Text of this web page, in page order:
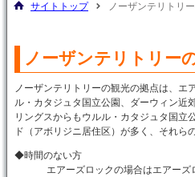
サイトトップ ノーザンテリトリ
ノーザンテリトリー
ノーザンテリトリーの観光の拠点は、エ
ル・カタジュタ国立公園、ダーウィン近
リングスからもウルル・カタジュタ国立
ド（アボリジニ居住区）が多く、それら
◆時間のない方
エアーズロックの場合はエアー